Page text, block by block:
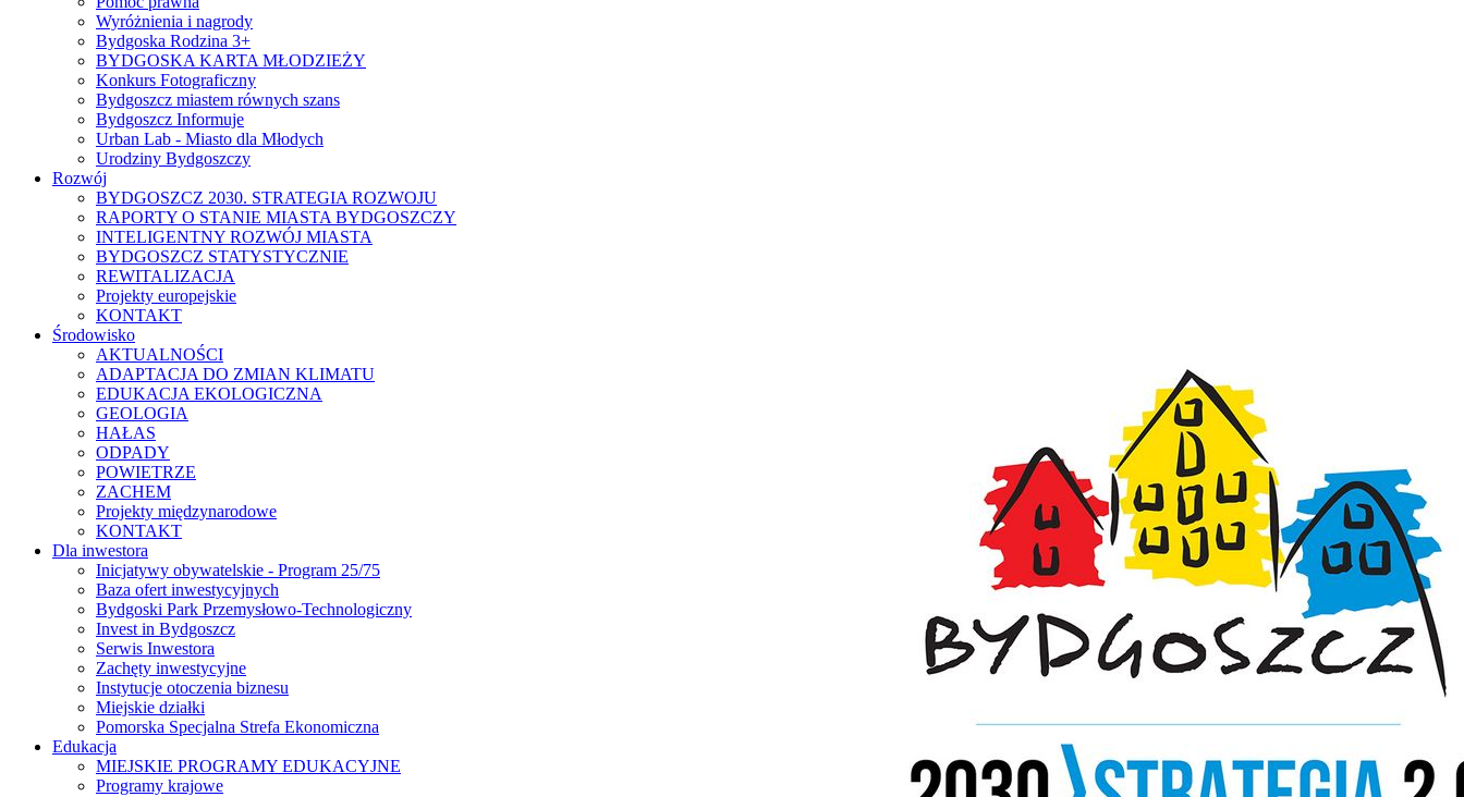
Wyróżnienia i nagrody
Bydgoska Rodzina 3+
BYDGOSKA KARTA MŁODZIEŻY
Konkurs Fotograficzny
Bydgoszcz miastem równych szans
Bydgoszcz Informuje
Urban Lab - Miasto dla Młodych
Urodziny Bydgoszczy
Rozwój
BYDGOSZCZ 2030. STRATEGIA ROZWOJU
RAPORTY O STANIE MIASTA BYDGOSZCZY
INTELIGENTNY ROZWÓJ MIASTA
BYDGOSZCZ STATYSTYCZNIE
REWITALIZACJA
Projekty europejskie
KONTAKT
Środowisko
AKTUALNOŚCI
ADAPTACJA DO ZMIAN KLIMATU
EDUKACJA EKOLOGICZNA
GEOLOGIA
HAŁAS
ODPADY
POWIETRZE
ZACHEM
Projekty międzynarodowe
KONTAKT
Dla inwestora
Inicjatywy obywatelskie - Program 25/75
Baza ofert inwestycyjnych
Bydgoski Park Przemysłowo-Technologiczny
Invest in Bydgoszcz
Serwis Inwestora
Zachęty inwestycyjne
Instytucje otoczenia biznesu
Miejskie działki
Pomorska Specjalna Strefa Ekonomiczna
Edukacja
MIEJSKIE PROGRAMY EDUKACYJNE
Programy krajowe